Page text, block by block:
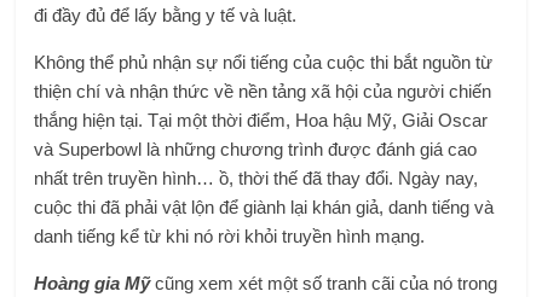
đi đầy đủ để lấy bằng y tế và luật.
Không thể phủ nhận sự nổi tiếng của cuộc thi bắt nguồn từ
thiện chí và nhận thức về nền tảng xã hội của người chiến
thắng hiện tại. Tại một thời điểm, Hoa hậu Mỹ, Giải Oscar
và Superbowl là những chương trình được đánh giá cao
nhất trên truyền hình… ồ, thời thế đã thay đổi. Ngày nay,
cuộc thi đã phải vật lộn để giành lại khán giả, danh tiếng và
danh tiếng kể từ khi nó rời khỏi truyền hình mạng.
Hoàng gia Mỹcũng xem xét một số tranh cãi của nó trong